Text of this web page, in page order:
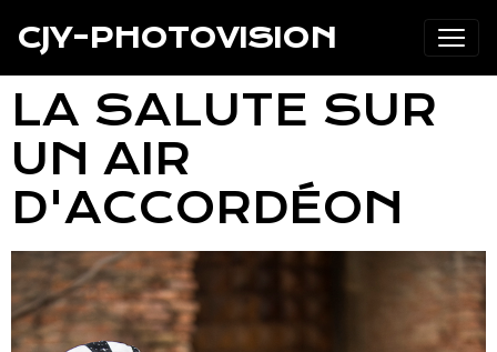
CJY-PHOTOVISION
LA SALUTE SUR
UN AIR
D'ACCORDÉON